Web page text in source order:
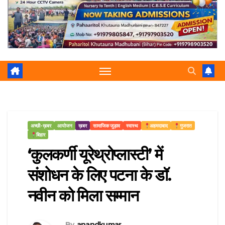
अच्छी-ख़बर आयोजन ख़बर सामाजिक जुड़ाव स्वास्थ अहमदाबाद
गुजरात
बिहार
‘कुलकर्णी यूरेथ्रोप्लास्टी’ में
संशोधन के लिए पटना के डॉ.
नवीन को मिला सम्मान
pa
m
e